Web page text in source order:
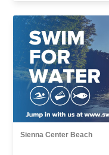
Sienna Center Beach